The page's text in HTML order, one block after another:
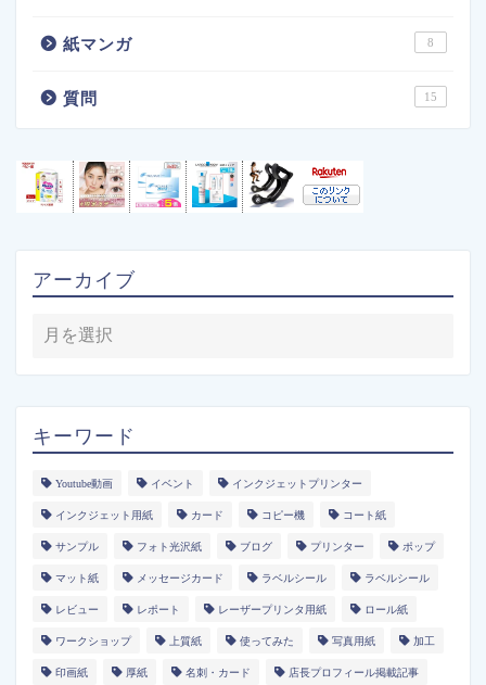
紙マンガ 8
質問 15
アーカイブ
キーワード
Youtube動画 イベント インクジェットプリンター
インクジェット用紙 カード コピー機 コート紙
サンプル フォト光沢紙 ブログ プリンター ポップ
マット紙 メッセージカード ラベルシール ラベルシール
レビュー レポート レーザープリンタ用紙 ロール紙
ワークショップ 上質紙 使ってみた 写真用紙 加工
印画紙 厚紙 名刺・カード 店長プロフィール掲載記事